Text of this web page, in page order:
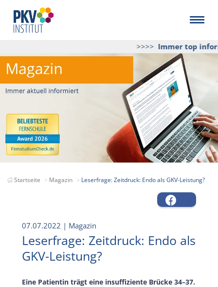
>>>>Immer top
Startseite Magazin Leserfrage: Zeitdruck: Endo als GKV-Leistung?
07.07.2022 | Magazin
Leserfrage: Zeitdruck: Endo als
GKV-Leistung?
Eine Patientin trägt eine insuffiziente Brücke 34–37.